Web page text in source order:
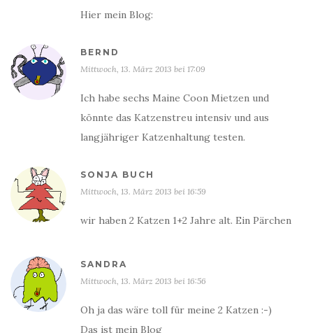
Hier mein Blog:
BERND
Mittwoch, 13. März 2013 bei 17:09
Ich habe sechs Maine Coon Mietzen und
könnte das Katzenstreu intensiv und aus
langjähriger Katzenhaltung testen.
SONJA BUCH
Mittwoch, 13. März 2013 bei 16:59
wir haben 2 Katzen 1+2 Jahre alt. Ein Pärchen
SANDRA
Mittwoch, 13. März 2013 bei 16:56
Oh ja das wäre toll für meine 2 Katzen :-)
Das ist mein Blog